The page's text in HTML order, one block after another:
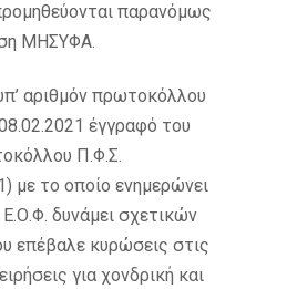
παρανόμως
ΜΗΣΥΦΑ.
αριθμόν πρωτοκόλλου
έγγραφό του
Π.Φ.Σ.
με το οποίο ενημερώνει
δυνάμει σχετικών
επέβαλε κυρώσεις στις
για χονδρική και